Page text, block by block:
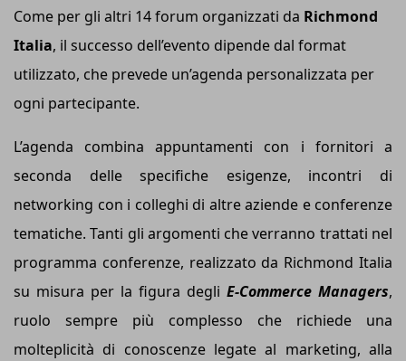
Come per gli altri 14 forum organizzati da Richmond
Italia, il successo dell’evento dipende dal format
utilizzato, che prevede un’agenda personalizzata per
ogni partecipante.
L’agenda combina appuntamenti con i fornitori a
seconda delle specifiche esigenze, incontri di
networking con i colleghi di altre aziende e conferenze
tematiche. Tanti gli argomenti che verranno trattati nel
programma conferenze, realizzato da Richmond Italia
su misura per la figura degli E-Commerce Managers,
ruolo sempre più complesso che richiede una
molteplicità di conoscenze legate al marketing, alla